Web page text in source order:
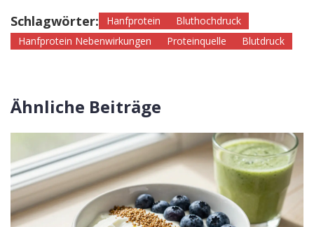
Schlagwörter: Hanfprotein
Bluthochdruck
Hanfprotein Nebenwirkungen
Proteinquelle Blutdruck
Ähnliche Beiträge